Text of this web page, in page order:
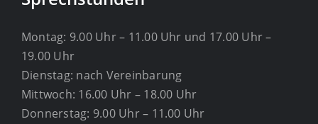
Montag: 9.00 Uhr – 11.00 Uhr und 17.00 Uhr –
19.00 Uhr
Dienstag: nach Vereinbarung
Mittwoch: 16.00 Uhr – 18.00 Uhr
Donnerstag: 9.00 Uhr – 11.00 Uhr